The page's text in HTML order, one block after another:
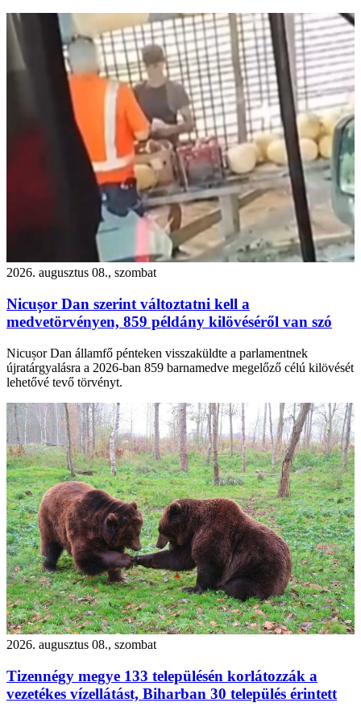
2026. augusztus 08., szombat
Nicușor Dan szerint változtatni kell a
medvetörvényen, 859 példány kilövéséről van szó
Nicușor Dan államfő pénteken visszaküldte a parlamentnek
újratárgyalásra a 2026-ban 859 barnamedve megelőző célú kilövését
lehetővé tevő törvényt.
2026. augusztus 08., szombat
Tizennégy megye 133 településén korlátozzák a
vezetékes vízellátást, Biharban 30 település érintett